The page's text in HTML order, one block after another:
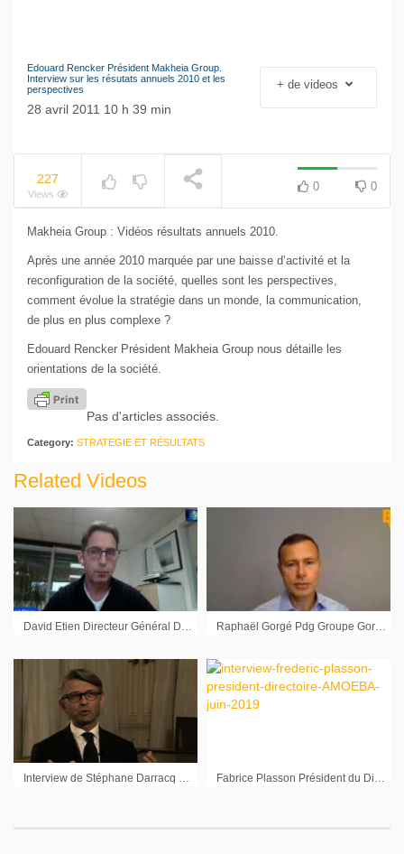
Le séisme industriel
Edouard Rencker Président Makheia Group.
Interview sur les résutats annuels 2010 et les
perspectives
28 avril 2011 10 h 39 min
+ de videos
227
Views
0 0
Makheia Group : Vidéos résultats annuels 2010.
Après une année 2010 marquée par une baisse d’activité et la
reconfiguration de la société, quelles sont les perspectives,
comment évolue la stratégie dans un monde, la communication,
de plus en plus complexe ?
Edouard Rencker Président Makheia Group nous détaille les
orientations de la société.
Pas d'articles associés.
Category: STRATEGIE ET RÉSULTATS
Related Videos
David Etien Directeur Général Délégué Catana Group : »Ce qui est le plus précieux, c’est la trésorerie » Raphaël Gorgé Pdg Groupe Gorgé : « Les perspectives de 2021 nous semblent assez bonnes »